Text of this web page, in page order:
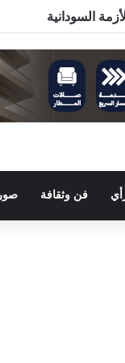
السودانية
فن وثقافة